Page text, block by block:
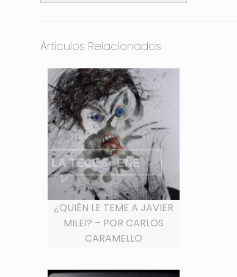
Artículos Relacionados
¿QUIÉN LE TEME A JAVIER
MILEI? – POR CARLOS
CARAMELLO